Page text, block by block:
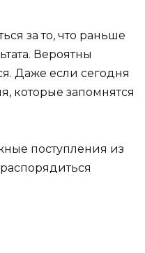
за то, что раньше
Вероятны
Даже если сегодня
которые запомнятся
поступления из